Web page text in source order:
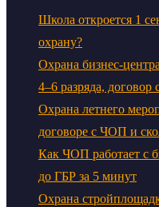
Школа откроется 1
охрану?
Охрана бизнес-
4–6 разряда, договор
Охрана летнего
договоре с ЧОП и
Как ЧОП работает с
до ГБР за 5 минут
Охрана